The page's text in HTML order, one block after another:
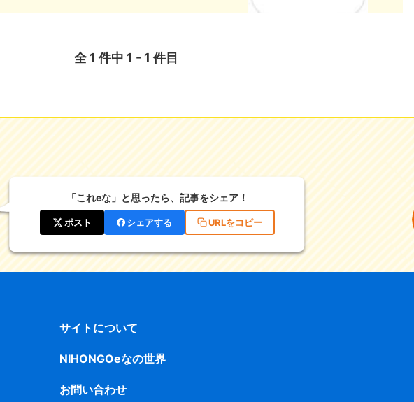
全 1 件中 1 - 1 件目
「これeな」と思ったら、記事をシェア！
ポスト シェアする URLをコピー
サイトについて
NIHONGOeなの世界
お問い合わせ